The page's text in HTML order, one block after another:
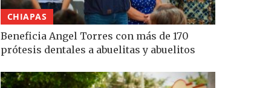
CHIAPAS
Beneficia Angel Torres con más de 170
prótesis dentales a abuelitas y abuelitos